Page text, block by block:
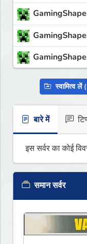
स्वामित्व
बारे में
इस सर्वर का कोई
समान सर्वर